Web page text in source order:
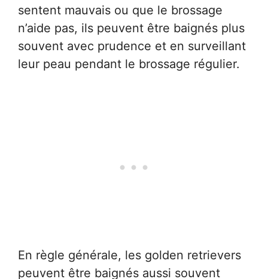
sentent mauvais ou que le brossage
n’aide pas, ils peuvent être baignés plus
souvent avec prudence et en surveillant
leur peau pendant le brossage régulier.
En règle générale, les golden retrievers
peuvent être baignés aussi souvent